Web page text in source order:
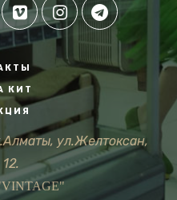
КИТ
ул.Желтоксан,